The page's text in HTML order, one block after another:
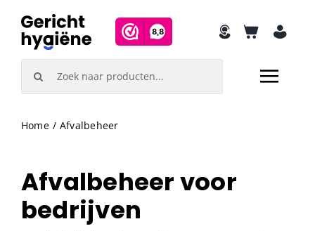
content
Home Afvalbeheer
Afvalbeheer voor
bedrijven